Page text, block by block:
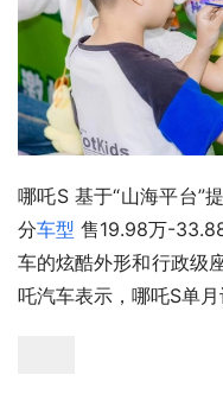
哪吒S 基于“山海平台”
分车型 售19.98万-
车的炫酷外形和行政级
吒汽车表示，哪吒S单